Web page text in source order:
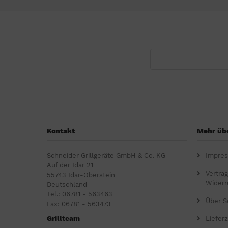
Kontakt
Schneider Grillgeräte GmbH & Co. KG
Auf der Idar 21
55743 Idar-Oberstein
Deutschland
Tel.: 06781 - 563463
Fax: 06781 - 563473
Grillteam
Mehr
Über